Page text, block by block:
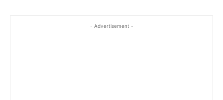
- Advertisement -